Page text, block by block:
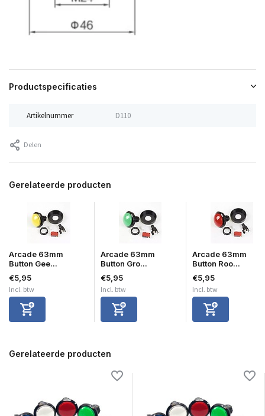
Productspecificaties
Artikelnummer D110
Delen
Gerelateerde producten
Arcade 63mm
Button Gee...
€5,95
Incl. btw
Arcade 63mm
Button Gro...
€5,95
Incl. btw
Arcade 63mm
Button Roo...
€5,95
Incl. btw
Gerelateerde producten